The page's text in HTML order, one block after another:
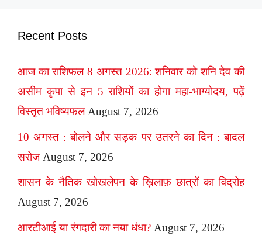
Recent Posts
आज का राशिफल 8 अगस्त 2026: शनिवार को शनि देव की
असीम कृपा से इन 5 राशियों का होगा महा-भाग्योदय, पढ़ें
विस्तृत भविष्यफल August 7, 2026
10 अगस्त : बोलने और सड़क पर उतरने का दिन : बादल
सरोज August 7, 2026
शासन के नैतिक खोखलेपन के ख़िलाफ़ छात्रों का विद्रोह
August 7, 2026
आरटीआई या रंगदारी का नया धंधा? August 7, 2026